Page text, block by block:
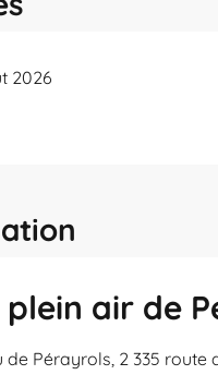
2026
plein air de
Pérayrols, 2 335 route